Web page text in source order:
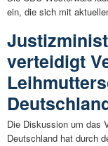
ein, die sich mit
verteidigt
Die Diskussion um das
Deutschland hat durch